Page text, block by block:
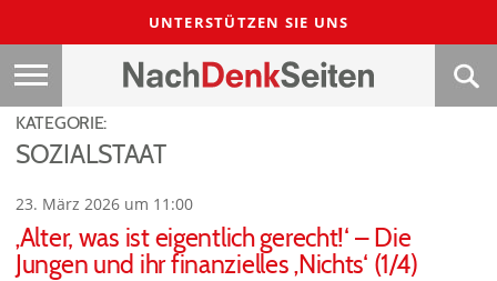
UNTERSTÜTZEN SIE UNS
KATEGORIE:
SOZIALSTAAT
23. März 2026 um 11:00
‚Alter, was ist eigentlich gerecht!‘ – Die
Jungen und ihr finanzielles ‚Nichts‘ (1/4)